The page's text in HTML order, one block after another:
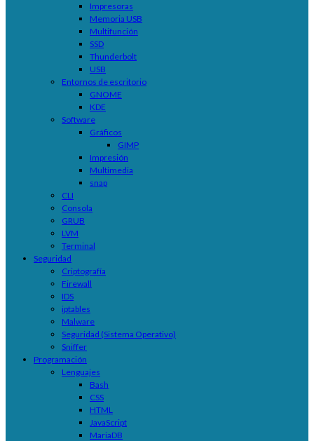
Impresoras
Memoria USB
Multifunción
SSD
Thunderbolt
USB
Entornos de escritorio
GNOME
KDE
Software
Gráficos
GIMP
Impresión
Multimedia
snap
CLI
Consola
GRUB
LVM
Terminal
Seguridad
Criptografía
Firewall
IDS
iptables
Malware
Seguridad (Sistema Operativo)
Sniffer
Programación
Lenguajes
Bash
CSS
HTML
JavaScript
MariaDB